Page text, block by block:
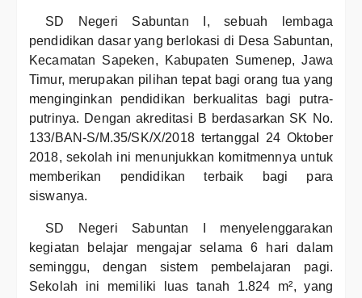
SD Negeri Sabuntan I, sebuah lembaga
pendidikan dasar yang berlokasi di Desa Sabuntan,
Kecamatan Sapeken, Kabupaten Sumenep, Jawa
Timur, merupakan pilihan tepat bagi orang tua yang
menginginkan pendidikan berkualitas bagi putra-
putrinya. Dengan akreditasi B berdasarkan SK No.
133/BAN-S/M.35/SK/X/2018 tertanggal 24 Oktober
2018, sekolah ini menunjukkan komitmennya untuk
memberikan pendidikan terbaik bagi para
siswanya.
SD Negeri Sabuntan I menyelenggarakan
kegiatan belajar mengajar selama 6 hari dalam
seminggu, dengan sistem pembelajaran pagi.
Sekolah ini memiliki luas tanah 1.824 m², yang